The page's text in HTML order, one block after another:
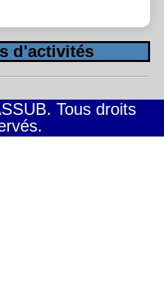
d'activités
Tous droits